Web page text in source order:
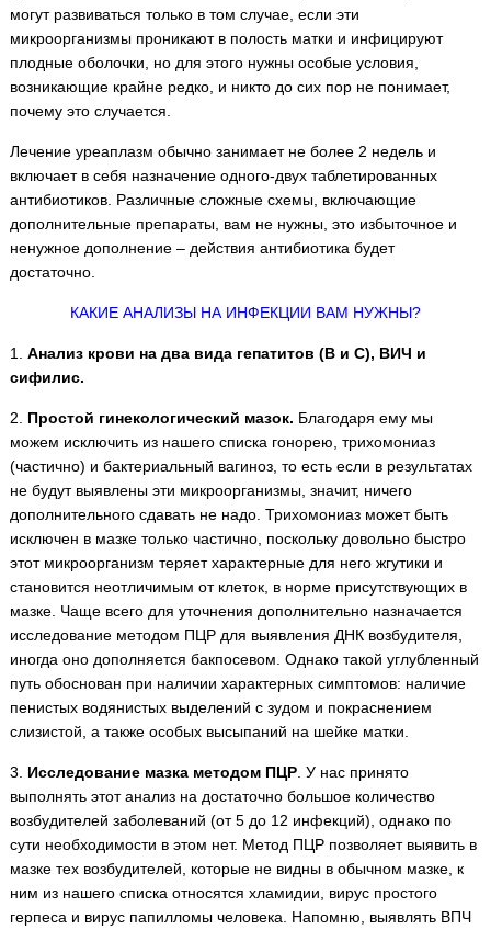
могут развиваться только в том случае, если эти
микроорганизмы проникают в полость матки и инфицируют
плодные оболочки, но для этого нужны особые условия,
возникающие крайне редко, и никто до сих пор не понимает,
почему это случается.
Лечение уреаплазм обычно занимает не более 2 недель и
включает в себя назначение одного-двух таблетированных
антибиотиков. Различные сложные схемы, включающие
дополнительные препараты, вам не нужны, это избыточное и
ненужное дополнение – действия антибиотика будет
достаточно.
КАКИЕ АНАЛИЗЫ НА ИНФЕКЦИИ ВАМ НУЖНЫ?
1. Анализ крови на два вида гепатитов (В и С), ВИЧ и
сифилис.
2. Простой гинекологический мазок. Благодаря ему мы
можем исключить из нашего списка гонорею, трихомониаз
(частично) и бактериальный вагиноз, то есть если в результатах
не будут выявлены эти микроорганизмы, значит, ничего
дополнительного сдавать не надо. Трихомониаз может быть
исключен в мазке только частично, поскольку довольно быстро
этот микроорганизм теряет характерные для него жгутики и
становится неотличимым от клеток, в норме присутствующих в
мазке. Чаще всего для уточнения дополнительно назначается
исследование методом ПЦР для выявления ДНК возбудителя,
иногда оно дополняется бакпосевом. Однако такой углубленный
путь обоснован при наличии характерных симптомов: наличие
пенистых водянистых выделений с зудом и покраснением
слизистой, а также особых высыпаний на шейке матки.
3. Исследование мазка методом ПЦР. У нас принято
выполнять этот анализ на достаточно большое количество
возбудителей заболеваний (от 5 до 12 инфекций), однако по
сути необходимости в этом нет. Метод ПЦР позволяет выявить в
мазке тех возбудителей, которые не видны в обычном мазке, к
ним из нашего списка относятся хламидии, вирус простого
герпеса и вирус папилломы человека. Напомню, выявлять ВПЧ